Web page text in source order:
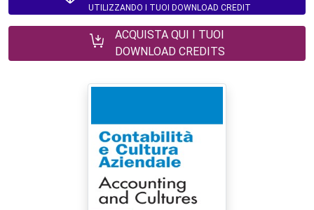
UTILIZZANDO I TUOI DOWNLOAD CREDIT
ACQUISTA QUI I TUOI
DOWNLOAD CREDITS